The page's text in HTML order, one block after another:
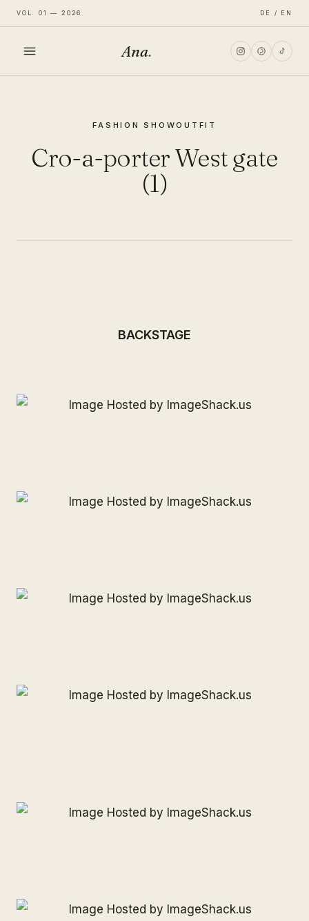
VOL. 01 — 2026 DE / EN
Ana.
FASHION SHOWOUTFIT
Cro-a-porter West gate
(1)
BACKSTAGE